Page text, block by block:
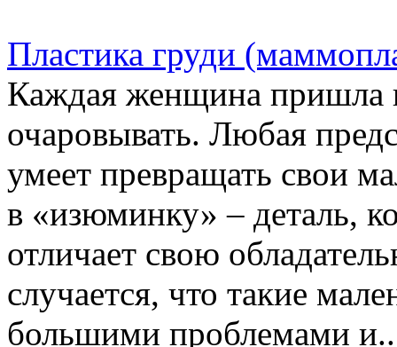
Пластика груди
Каждая женщина пришла
очаровывать. Любая
умеет превращать свои
в «изюминку» – деталь,
отличает свою
случается, что такие
большими проблемами